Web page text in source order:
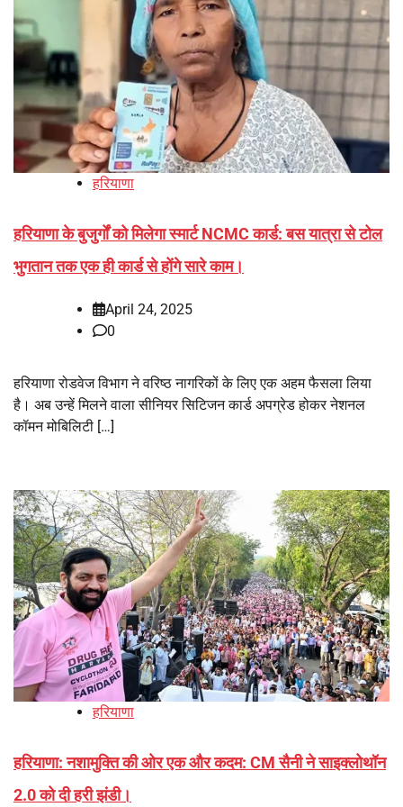
हरियाणा
हरियाणा के बुजुर्गों को मिलेगा स्मार्ट NCMC कार्ड: बस यात्रा से टोल
भुगतान तक एक ही कार्ड से होंगे सारे काम।
April 24, 2025
0
हरियाणा रोडवेज विभाग ने वरिष्ठ नागरिकों के लिए एक अहम फैसला लिया
है। अब उन्हें मिलने वाला सीनियर सिटिजन कार्ड अपग्रेड होकर नेशनल
कॉमन मोबिलिटी […]
हरियाणा
हरियाणा: नशामुक्ति की ओर एक और कदम: CM सैनी ने साइक्लोथॉन
2.0 को दी हरी झंडी।